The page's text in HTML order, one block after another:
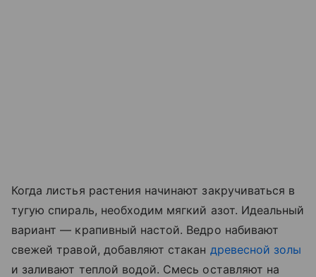
Когда листья растения начинают закручиваться в
тугую спираль, необходим мягкий азот. Идеальный
вариант — крапивный настой. Ведро набивают
свежей травой, добавляют стакан древесной золы
и заливают теплой водой. Смесь оставляют на